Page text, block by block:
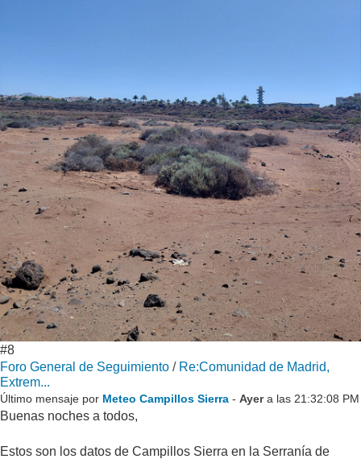
#8
Foro General de Seguimiento / Re:Comunidad de Madrid,
Extrem...
Último mensaje por Meteo Campillos Sierra - Ayera las 21:32:08 PM
Buenas noches a todos,
Estos son los datos de Campillos Sierra en la Serranía de